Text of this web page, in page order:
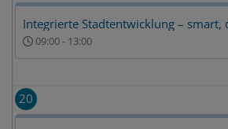
Integrierte Stadtentwicklung – smart,
09:00- 13:00
20